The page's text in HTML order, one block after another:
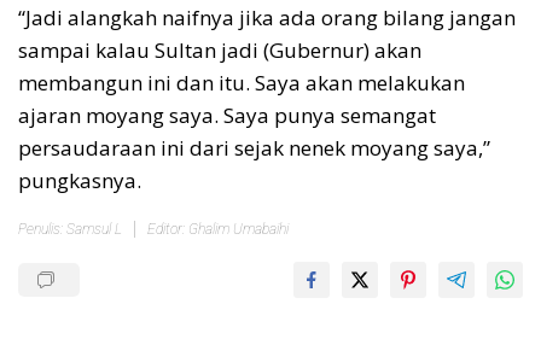
“Jadi alangkah naifnya jika ada orang bilang jangan
sampai kalau Sultan jadi (Gubernur) akan
membangun ini dan itu. Saya akan melakukan
ajaran moyang saya. Saya punya semangat
persaudaraan ini dari sejak nenek moyang saya,”
pungkasnya.
Penulis: Samsul L Editor: Ghalim Umabaihi